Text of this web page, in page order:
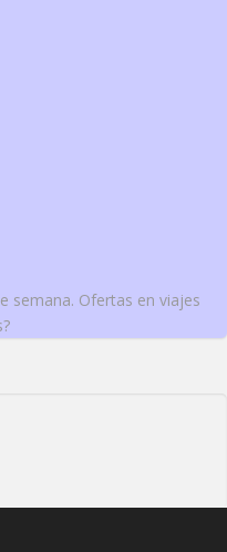
semana. Ofertas en viajes